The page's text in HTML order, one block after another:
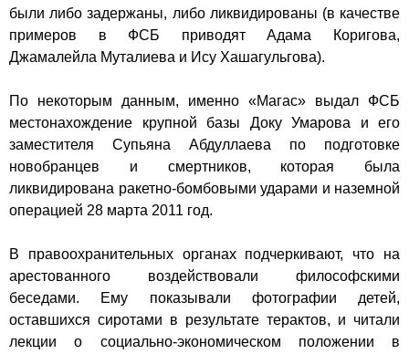
были либо задержаны, либо ликвидированы (в качестве
примеров в ФСБ приводят Адама Коригова,
Джамалейла Муталиева и Ису Хашагульгова).
По некоторым данным, именно «Магас» выдал ФСБ
местонахождение крупной базы Доку Умарова и его
заместителя Супьяна Абдуллаева по подготовке
новобранцев и смертников, которая была
ликвидирована ракетно-бомбовыми ударами и наземной
операцией 28 марта 2011 год.
В правоохранительных органах подчеркивают, что на
арестованного воздействовали философскими
беседами. Ему показывали фотографии детей,
оставшихся сиротами в результате терактов, и читали
лекции о социально-экономическом положении в